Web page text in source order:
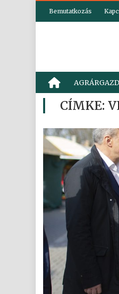
Bemutatkozás
CÍMKE: